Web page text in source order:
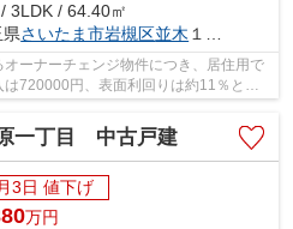
3LDK / 64.40㎡
県さいたま市岩槻区並木 １丁目28-1
ーナーチェンジ物件につき、居住用で
720000円、表面利回りは約11％とな
一丁目 中古戸建
3日 値下げ
万円